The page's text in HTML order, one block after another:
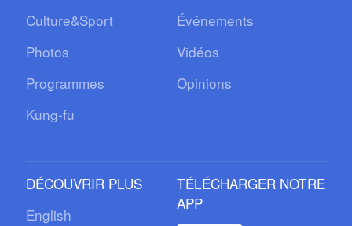
Culture&Sport
Événements
Photos
Vidéos
Programmes
Opinions
Kung-fu
DÉCOUVRIR PLUS
English
TÉLÉCHARGER NOTRE
APP